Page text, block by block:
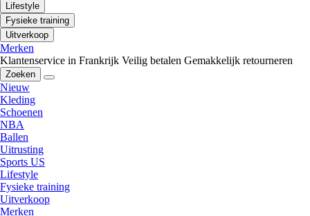
Lifestyle
Fysieke training
Uitverkoop
Merken
Klantenservice in Frankrijk Veilig betalen Gemakkelijk retourneren
Zoeken
Nieuw
Kleding
Schoenen
NBA
Ballen
Uitrusting
Sports US
Lifestyle
Fysieke training
Uitverkoop
Merken